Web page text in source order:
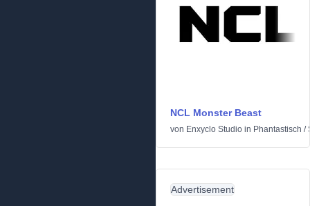
NCL Monster Beast
von Enxyclo Studio in Phantastisch /
Advertisement